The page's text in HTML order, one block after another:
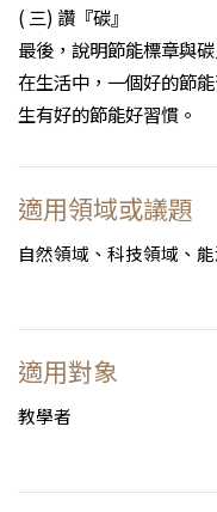
( 三) 讚『碳』
最後，說明節能標章與
在生活中，一個好的節
生有好的節能好習慣。
適用領域或議題
自然領域、科技領域、
適用對象
教學者